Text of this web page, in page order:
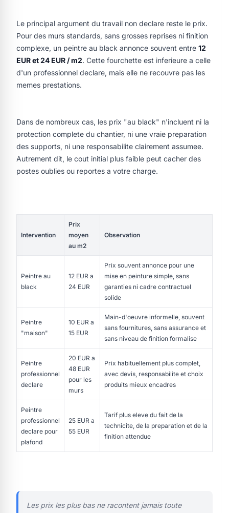
Le principal argument du travail non declare reste le prix.
Pour des murs standards, sans grosses reprises ni finition
complexe, un peintre au black annonce souvent entre 12
EUR et 24 EUR / m2. Cette fourchette est inferieure a celle
d'un professionnel declare, mais elle ne recouvre pas les
memes prestations.
Dans de nombreux cas, les prix "au black" n'incluent ni la
protection complete du chantier, ni une vraie preparation
des supports, ni une responsabilite clairement assumee.
Autrement dit, le cout initial plus faible peut cacher des
postes oublies ou reportes a votre charge.
Intervention
Prix
moyen
au m2
Observation
Peintre au
black
12 EUR a
24 EUR
Prix souvent annonce pour une
mise en peinture simple, sans
garanties ni cadre contractuel
solide
Peintre
"maison"
10 EUR a
15 EUR
Main-d'oeuvre informelle, souvent
sans fournitures, sans assurance et
sans niveau de finition formalise
Peintre
professionnel
declare
20 EUR a
48 EUR
pour les
murs
Prix habituellement plus complet,
avec devis, responsabilite et choix
produits mieux encadres
Peintre
professionnel
declare pour
plafond
25 EUR a
55 EUR
Tarif plus eleve du fait de la
technicite, de la preparation et de la
finition attendue
Les prix les plus bas ne racontent jamais toute